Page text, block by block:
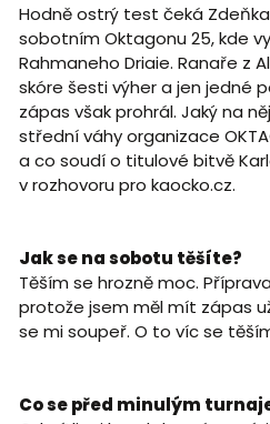
Hodně ostrý test čeká
sobotním Oktagonu 25, kde
Rahmaneho Driaie. Ranaře z
skóre šesti výher a jen jedné
zápas však prohrál. Jaký na
střední váhy organizace
a co soudí o titulové bitvě
v rozhovoru pro kaocko.cz.
Jak se na sobotu těšíte?
Těším se hrozně moc.
protože jsem měl mít zápas
se mi soupeř. O to víc se
Co se před minulým